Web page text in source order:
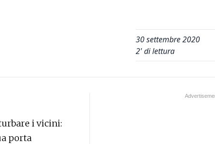
30 settembre 2020
2' di lettura
i vicini:
porta